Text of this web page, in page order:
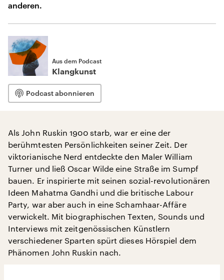
anderen.
Aus dem Podcast
Klangkunst
Podcast abonnieren
Als John Ruskin 1900 starb, war er eine der
berühmtesten Persönlichkeiten seiner Zeit. Der
viktorianische Nerd entdeckte den Maler William
Turner und ließ Oscar Wilde eine Straße im Sumpf
bauen. Er inspirierte mit seinen sozial-revolutionären
Ideen Mahatma Gandhi und die britische Labour
Party, war aber auch in eine Schamhaar-Affäre
verwickelt. Mit biographischen Texten, Sounds und
Interviews mit zeitgenössischen Künstlern
verschiedener Sparten spürt dieses Hörspiel dem
Phänomen John Ruskin nach.